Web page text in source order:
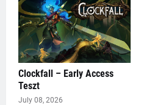
Clockfall – Early Access
Teszt
July 08, 2026